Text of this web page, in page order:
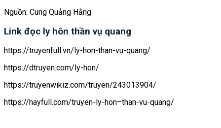
Nguồn: Cung Quảng Hằng
Link đọc ly hôn thần vụ quang
https://truyenfull.vn/ly-hon-than-vu-quang/
https://dtruyen.com/ly-hon/
https://truyenwikiz.com/truyen/243013904/
https://hayfull.com/truyen-ly-hon–than-vu-quang/